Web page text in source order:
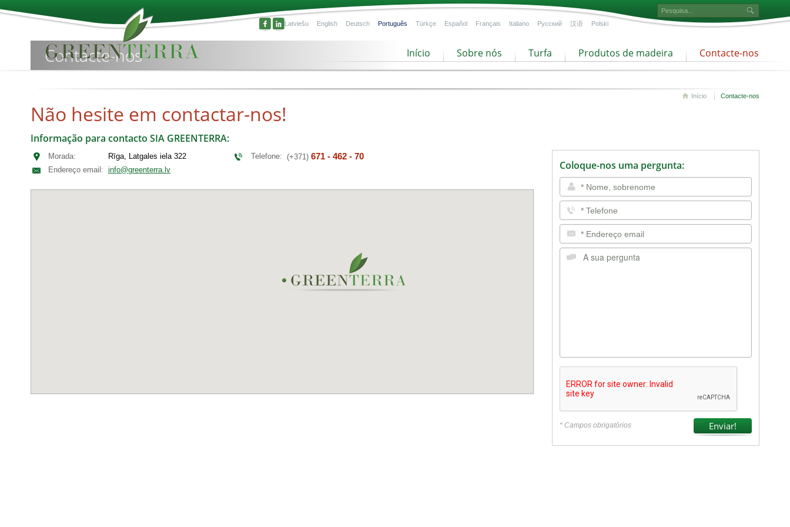
Latviešu English Deutsch Português Türkçe Español Français Italiano Русский 汉语 Polski
Início Sobre nós Turfa Produtos de madeira Contacte-nos
Contacte-nos
Início Contacte-nos
Não hesite em contactar-nos!
Informação para contacto SIA GREENTERRA:
Morada:
Rīga, Latgales iela 322
Endereço email: info@greenterra.lv
Telefone: (+371) 671 - 462 - 70
Coloque-nos uma pergunta:
* Campos obrigatórios